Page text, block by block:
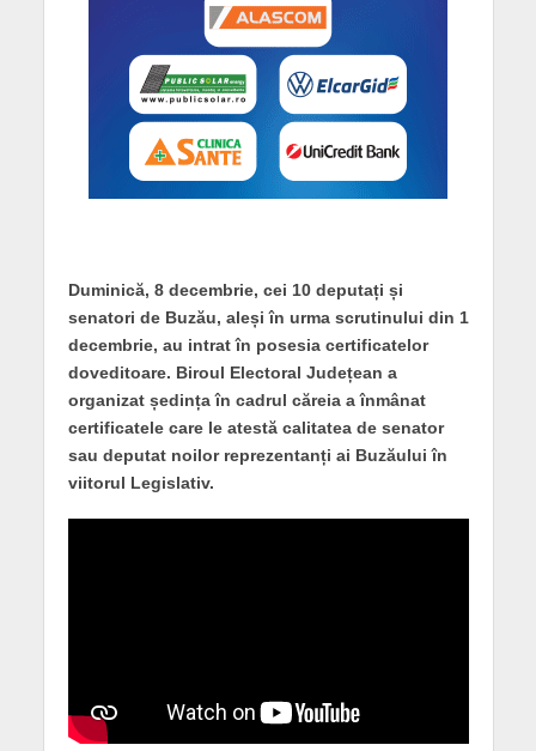
Duminică, 8 decembrie, cei 10 deputați și
senatori de Buzău, aleși în urma scrutinului din 1
decembrie, au intrat în posesia certificatelor
doveditoare. Biroul Electoral Județean a
organizat ședința în cadrul căreia a înmânat
certificatele care le atestă calitatea de senator
sau deputat noilor reprezentanți ai Buzăului în
viitorul Legislativ.